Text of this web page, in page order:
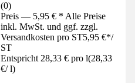
(0)
Preis — 5,95 € * Alle Preise
inkl. MwSt. und ggf. zzgl.
Versandkosten pro ST5,95 €*/
ST
Entspricht 28,33 € pro l(28,33
€/ l)